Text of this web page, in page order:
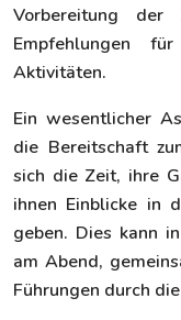
Vorbereitung
Empfehlungen
Aktivitäten.
Ein wesentlicher
die Bereitschaft
sich die Zeit, ihre
ihnen Einblicke in
geben. Dies kann
am Abend,
Führungen durch